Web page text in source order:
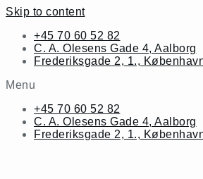
Skip to content
+45 70 60 52 82
C. A. Olesens Gade 4, Aalborg
Frederiksgade 2, 1.,
Menu
+45 70 60 52 82
C. A. Olesens Gade 4, Aalborg
Frederiksgade 2, 1.,